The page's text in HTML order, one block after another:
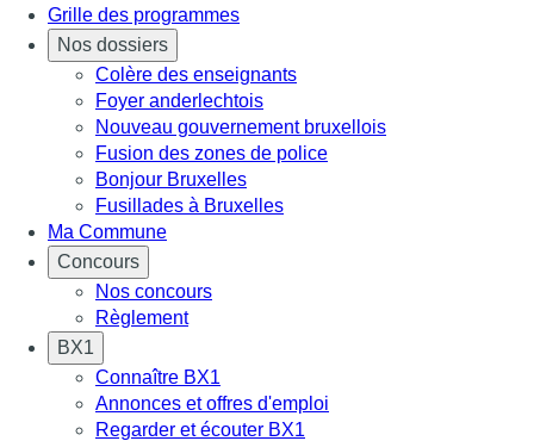
Grille des programmes
Nos dossiers
Colère des enseignants
Foyer anderlechtois
Nouveau gouvernement bruxellois
Fusion des zones de police
Bonjour Bruxelles
Fusillades à Bruxelles
Ma Commune
Concours
Nos concours
Règlement
BX1
Connaître BX1
Annonces et offres d'emploi
Regarder et écouter BX1